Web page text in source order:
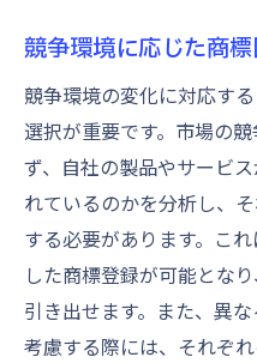
競争環境に応じた商
競争環境の変化に対応す
選択が重要です。市場の
ず、自社の製品やサービ
れているのかを分析し、
する必要があります。こ
した商標登録が可能とな
引き出せます。また、異
考慮する際には、それぞ